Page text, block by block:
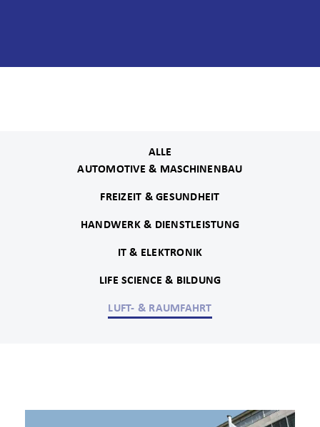
ALLE
AUTOMOTIVE & MASCHINENBAU
FREIZEIT & GESUNDHEIT
HANDWERK & DIENSTLEISTUNG
IT & ELEKTRONIK
LIFE SCIENCE & BILDUNG
LUFT- & RAUMFAHRT